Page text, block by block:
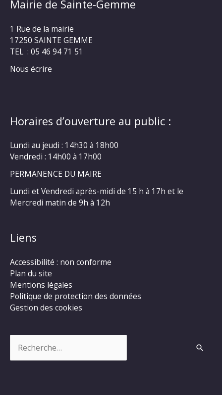
Mairie de Sainte-Gemme
1 Rue de la mairie
17250 SAINTE GEMME
TEL : 05 46 94 71 51
Nous écrire
Horaires d’ouverture au public :
Lundi au jeudi : 14h30 à 18h00
Vendredi : 14h00 à 17h00
PERMANENCE DU MAIRE
Lundi et Vendredi après-midi de 15 h à 17h et le
Mercredi matin de 9h à 12h
Liens
Accessibilité : non conforme
Plan du site
Mentions légales
Politique de protection des données
Gestion des cookies